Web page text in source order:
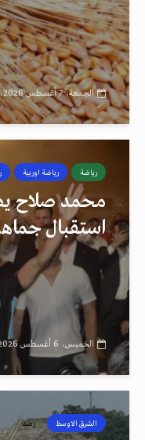
الجمعة، 7 أغسطس 2026، 6:28 ص
رياضة رياضة اوربية
محمد صلاح
استقبال
الخميس، 6 أغسطس 2026، 6:46 ص
الشرق الاوسط رصد